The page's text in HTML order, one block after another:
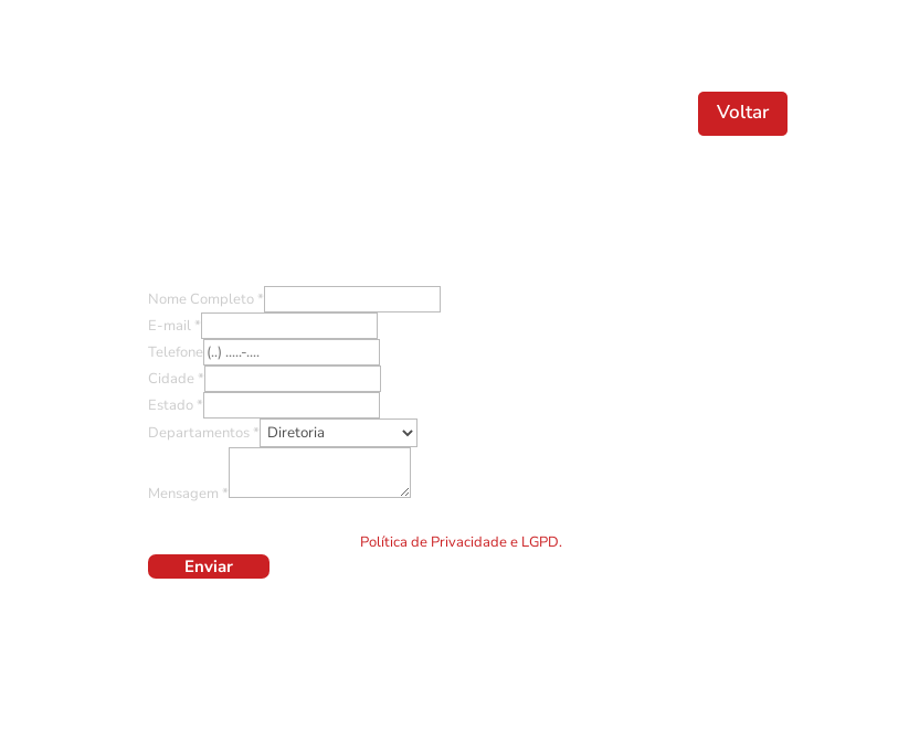
Voltar
Nome Completo *
E-mail *
Telefone
Cidade *
Estado *
Departamentos *
Mensagem *
Política de Privacidade e LGPD.
Enviar